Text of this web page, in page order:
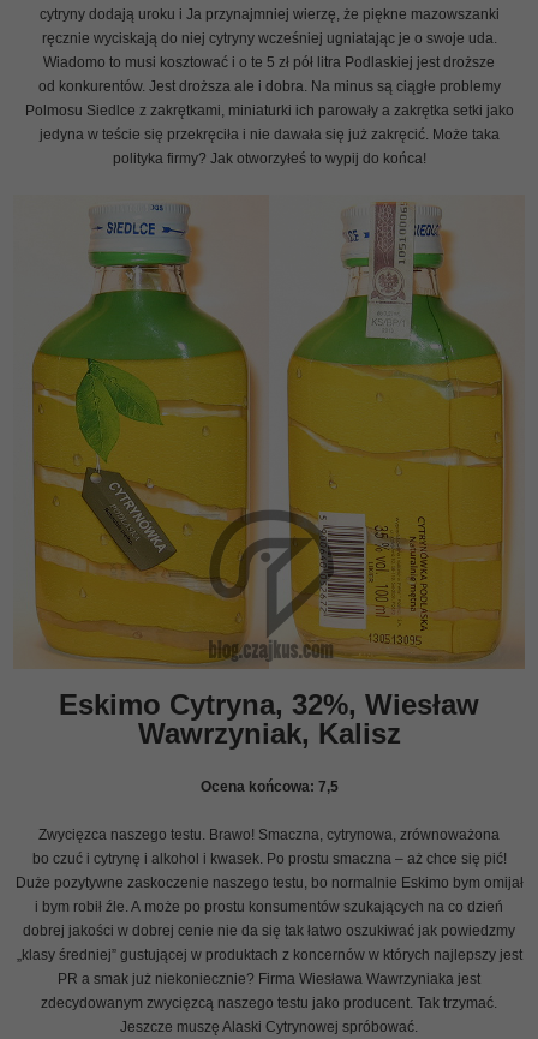
cytryny dodają uroku i Ja przynajmniej wierzę, że piękne mazowszanki
ręcznie wyciskają do niej cytryny wcześniej ugniatając je o swoje uda.
Wiadomo to musi kosztować i o te 5 zł pół litra Podlaskiej jest droższe
od konkurentów. Jest droższa ale i dobra. Na minus są ciągłe problemy
Polmosu Siedlce z zakrętkami, miniaturki ich parowały a zakrętka setki jako
jedyna w teście się przekręciła i nie dawała się już zakręcić. Może taka
polityka firmy? Jak otworzyłeś to wypij do końca!
Eskimo Cytryna, 32%, Wiesław
Wawrzyniak, Kalisz
Ocena końcowa: 7,5
Zwycięzca naszego testu. Brawo! Smaczna, cytrynowa, zrównoważona
bo czuć i cytrynę i alkohol i kwasek. Po prostu smaczna – aż chce się pić!
Duże pozytywne zaskoczenie naszego testu, bo normalnie Eskimo bym omijał
i bym robił źle. A może po prostu konsumentów szukających na co dzień
dobrej jakości w dobrej cenie nie da się tak łatwo oszukiwać jak powiedzmy
„klasy średniej” gustującej w produktach z koncernów w których najlepszy jest
PR a smak już niekoniecznie? Firma Wiesława Wawrzyniaka jest
zdecydowanym zwycięzcą naszego testu jako producent. Tak trzymać.
Jeszcze muszę Alaski Cytrynowej spróbować.